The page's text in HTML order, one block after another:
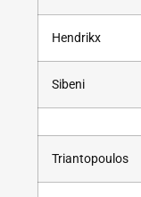
Hendrikx
Sibeni
Triantopoulos